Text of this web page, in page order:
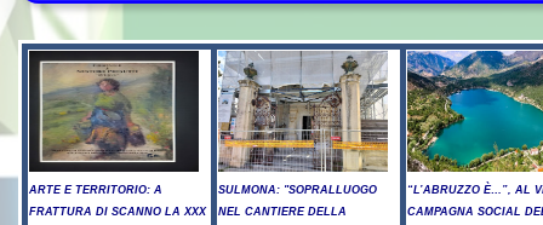
ARTE E TERRITORIO: A
FRATTURA DI SCANNO LA XXX
SULMONA: "SOPRALLUOGO
NEL CANTIERE DELLA
“L’ABRUZZO È…”, AL
CAMPAGNA SOCIAL